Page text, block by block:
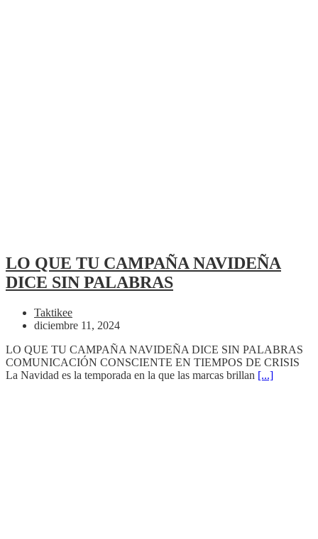
LO QUE TU CAMPAÑA NAVIDEÑA
DICE SIN PALABRAS
Taktikee
diciembre 11, 2024
LO QUE TU CAMPAÑA NAVIDEÑA DICE SIN PALABRAS
COMUNICACIÓN CONSCIENTE EN TIEMPOS DE CRISIS
La Navidad es la temporada en la que las marcas brillan [...]